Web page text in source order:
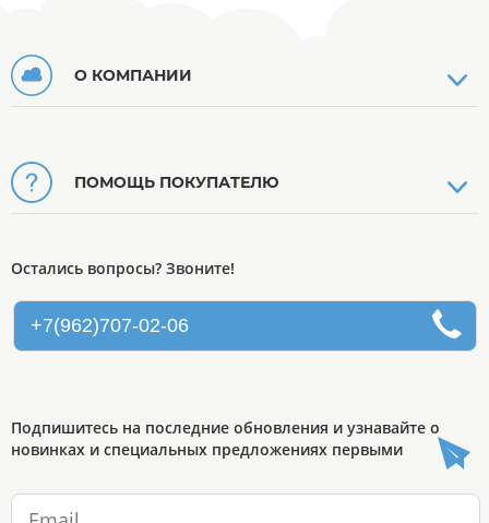
О КОМПАНИИ
ПОМОЩЬ ПОКУПАТЕЛЮ
Остались вопросы? Звоните!
+7(962)707-02-06
Подпишитесь на последние обновления и узнавайте о
новинках и специальных предложениях первыми